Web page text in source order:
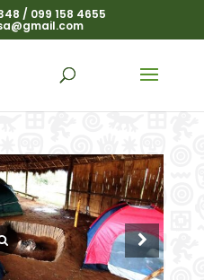
/ 099 158 4655